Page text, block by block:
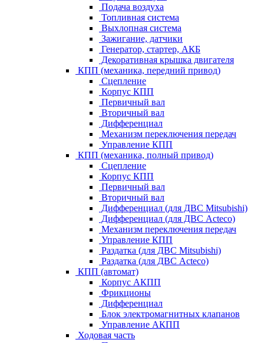
Подача воздуха
Топливная система
Выхлопная система
Зажигание, датчики
Генератор, стартер, АКБ
Декоративная крышка двигателя
КПП (механика, передний привод)
Сцепление
Корпус КПП
Первичный вал
Вторичный вал
Дифференциал
Механизм переключения передач
Управление КПП
КПП (механика, полный привод)
Сцепление
Корпус КПП
Первичный вал
Вторичный вал
Дифференциал (для ДВС Mitsubishi)
Дифференциал (для ДВС Acteco)
Механизм переключения передач
Управление КПП
Раздатка (для ДВС Mitsubishi)
Раздатка (для ДВС Acteco)
КПП (автомат)
Корпус АКПП
Фрикционы
Дифференциал
Блок электромагнитных клапанов
Управление АКПП
Ходовая часть